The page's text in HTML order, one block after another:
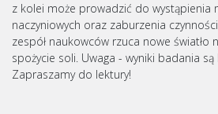
z kolei może prowadzić do wystąpienia
naczyniowych oraz zaburzenia
zespół naukowców rzuca nowe światło
spożycie soli. Uwaga - wyniki badania
Zapraszamy do lektury!